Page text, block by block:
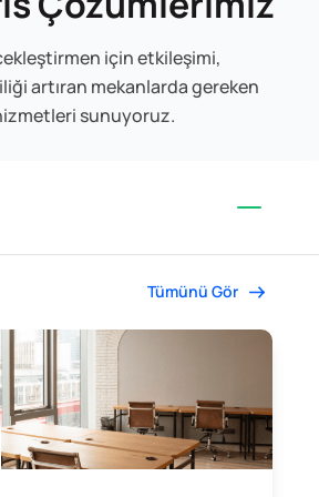
için etkileşimi,
artıran mekanlarda gereken
sunuyoruz.
Tümünü Gör